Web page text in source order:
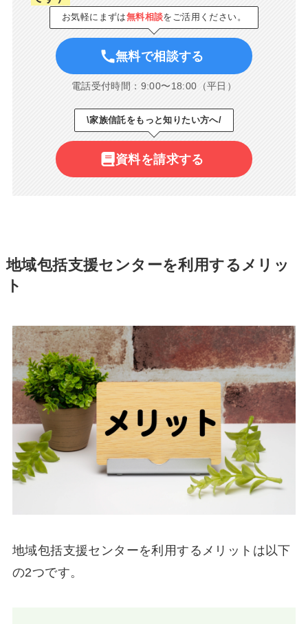
お気軽にまずは無料相談をご活用ください。
無料で相談する
電話受付時間：9:00〜18:00（平日）
\家族信託をもっと知りたい方へ/
資料を請求する
地域包括支援センターを利用するメリッ
ト
地域包括支援センターを利用するメリットは以下
の2つです。